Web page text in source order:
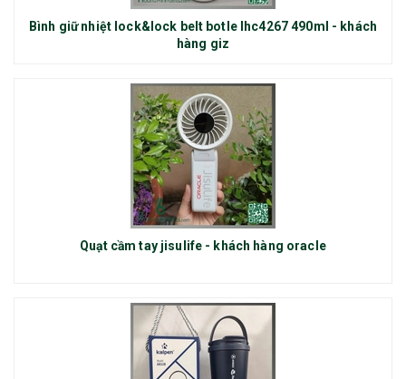
Bình giữ nhiệt lock&lock belt botle lhc4267 490ml - khách
hàng giz
Quạt cầm tay jisulife - khách hàng oracle